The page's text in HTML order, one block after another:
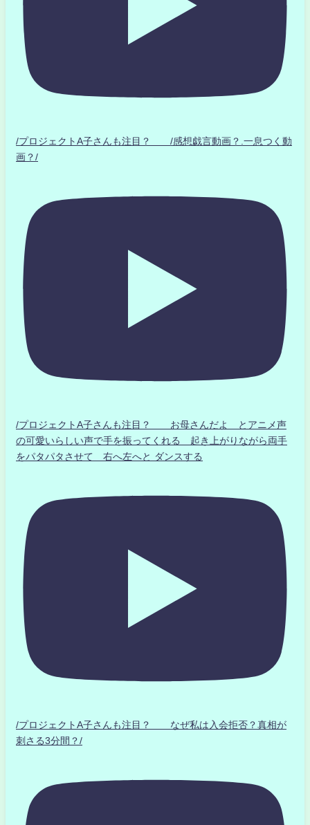
/プロジェクトA子さんも注目？ /感想戯言動画？.一息つく動
画？/
/プロジェクトA子さんも注目？ お母さんだよ とアニメ声
の可愛いらしい声で手を振ってくれる 起き上がりながら両手
をパタパタさせて 右へ左へと ダンスする
/プロジェクトA子さんも注目？ なぜ私は入会拒否？真相が
刺さる3分間？/